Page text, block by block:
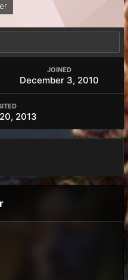
JOINED
December 3, 2010
2013